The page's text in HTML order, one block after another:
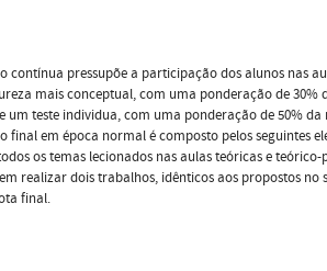
contínua pressupõe a participação dos alunos nas
mais conceptual, com uma ponderação de
um teste individua, com uma ponderação de 50%
final em época normal é composto pelos seguintes
os temas lecionados nas aulas teóricas e
realizar dois trabalhos, idênticos aos propostos
final.